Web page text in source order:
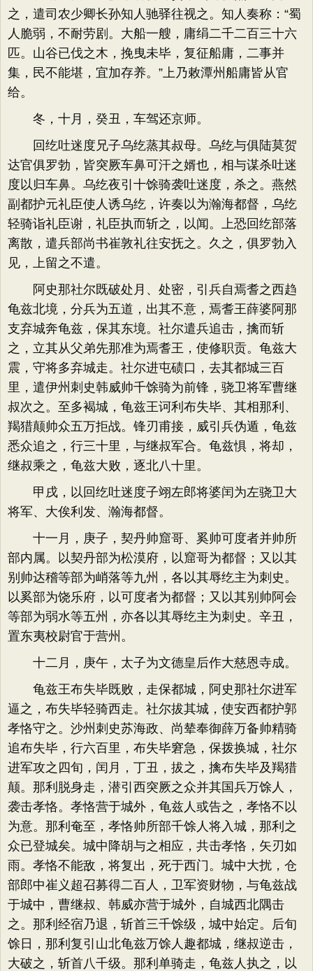
之，遣司农少卿长孙知人驰驿往视之。知人奏称：“蜀
人脆弱，不耐劳剧。大船一艘，庸绢二千二百三十六
匹。山谷已伐之木，挽曳未毕，复征船庸，二事并
集，民不能堪，宜加存养。”上乃敕潭州船庸皆从官
给。
冬，十月，癸丑，车驾还京师。
回纥吐迷度兄子乌纥蒸其叔母。乌纥与俱陆莫贺
达官俱罗勃，皆突厥车鼻可汗之婿也，相与谋杀吐迷
度以归车鼻。乌纥夜引十馀骑袭吐迷度，杀之。燕然
副都护元礼臣使人诱乌纥，许奏以为瀚海都督，乌纥
轻骑诣礼臣谢，礼臣执而斩之，以闻。上恐回纥部落
离散，遣兵部尚书崔敦礼往安抚之。久之，俱罗勃入
见，上留之不遣。
阿史那社尔既破处月、处密，引兵自焉耆之西趋
龟兹北境，分兵为五道，出其不意，焉耆王薛婆阿那
支弃城奔龟兹，保其东境。社尔遣兵追击，擒而斩
之，立其从父弟先那准为焉耆王，使修职贡。龟兹大
震，守将多弃城走。社尔进屯碛口，去其都城三百
里，遣伊州刺史韩威帅千馀骑为前锋，骁卫将军曹继
叔次之。至多褐城，龟兹王诃利布失毕、其相那利、
羯猎颠帅众五万拒战。锋刃甫接，威引兵伪遁，龟兹
悉众追之，行三十里，与继叔军合。龟兹惧，将却，
继叔乘之，龟兹大败，逐北八十里。
甲戌，以回纥吐迷度子翊左郎将婆闰为左骁卫大
将军、大俟利发、瀚海都督。
十一月，庚子，契丹帅窟哥、奚帅可度者并帅所
部内属。以契丹部为松漠府，以窟哥为都督；又以其
别帅达稽等部为峭落等九州，各以其辱纥主为刺史。
以奚部为饶乐府，以可度者为都督；又以其别帅阿会
等部为弱水等五州，亦各以其辱纥主为刺史。辛丑，
置东夷校尉官于营州。
十二月，庚午，太子为文德皇后作大慈恩寺成。
龟兹王布失毕既败，走保都城，阿史那社尔进军
逼之，布失毕轻骑西走。社尔拔其城，使安西都护郭
孝恪守之。沙州刺史苏海政、尚辇奉御薛万备帅精骑
追布失毕，行六百里，布失毕窘急，保拨换城，社尔
进军攻之四旬，闰月，丁丑，拔之，擒布失毕及羯猎
颠。那利脱身走，潜引西突厥之众并其国兵万馀人，
袭击孝恪。孝恪营于城外，龟兹人或告之，孝恪不以
为意。那利奄至，孝恪帅所部千馀人将入城，那利之
众已登城矣。城中降胡与之相应，共击孝恪，矢刃如
雨。孝恪不能敌，将复出，死于西门。城中大扰，仓
部郎中崔义超召募得二百人，卫军资财物，与龟兹战
于城中，曹继叔、韩威亦营于城外，自城西北隅击
之。那利经宿乃退，斩首三千馀级，城中始定。后旬
馀日，那利复引山北龟兹万馀人趣都城，继叔逆击，
大破之，斩首八千级。那利单骑走，龟兹人执之，以